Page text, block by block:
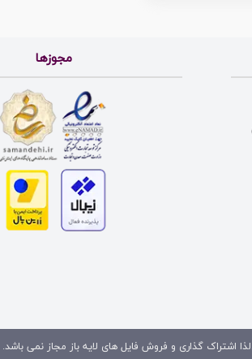
مجوزها
اشتراک گذاری و فروش فایل های لایه باز مجاز نمی باشد.